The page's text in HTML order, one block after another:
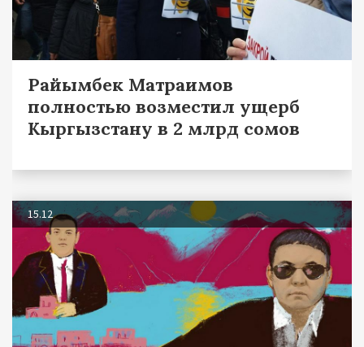
Райымбек Матраимов
полностью возместил ущерб
Кыргызстану в 2 млрд сомов
15.12